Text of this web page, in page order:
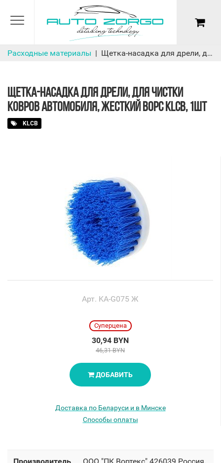
Расходные материалы Щетка-насадка для дрели, для чистки ковров автомобиля, жесткий ворс KLCB, 1шт
ЩЕТКА-НАСАДКА ДЛЯ ДРЕЛИ, ДЛЯ ЧИСТКИ
КОВРОВ АВТОМОБИЛЯ, ЖЕСТКИЙ ВОРС KLCB, 1ШТ
KLCB
Арт. KA-G075 Ж
Суперцена
30,94 BYN
46,31 BYN
ДОБАВИТЬ
Доставка по Беларуси и в Минске
Способы оплаты